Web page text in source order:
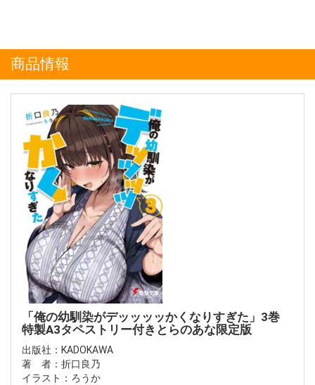
商品情報
「俺の幼馴染がデッッッッかくなりすぎた」3巻
特製A3タペストリー付きとらのあな限定版
出版社：KADOKAWA
著 者：折口良乃
イラスト：ろうか